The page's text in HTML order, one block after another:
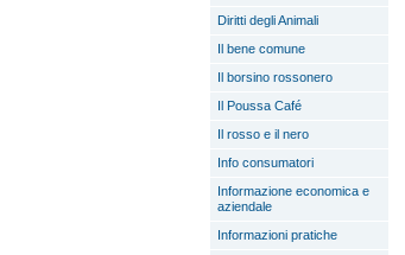
Diritti degli Animali
Il bene comune
Il borsino rossonero
Il Poussa Café
Il rosso e il nero
Info consumatori
Informazione economica e
aziendale
Informazioni pratiche